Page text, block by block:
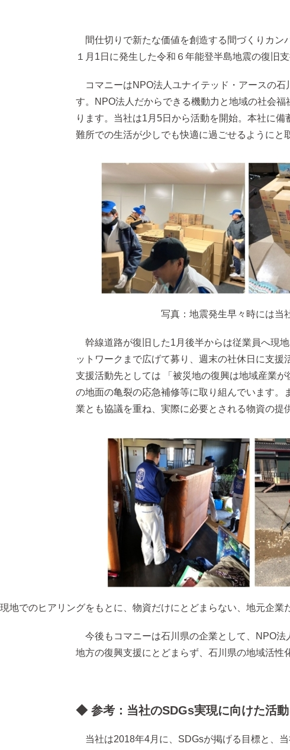
間仕切りで新たな価値を創造する間づくりカン
１月1日に発生した令和６年能登半島地震の復旧
コマニーはNPO法人ユナイテッド・アースの石
す。NPO法人だからできる機動力と地域の社会
ります。当社は1月5日から活動を開始。本社に
難所での生活が少しでも快適に過ごせるようにと
写真：地震発生早々時には当
幹線道路が復旧した1月後半からは従業員へ現
ットワークまで広げて募り、週末の社休日に支援
支援活動先としては 「被災地の復興は地域産業
の地面の亀裂の応急補修等に取り組んでいます
業とも協議を重ね、実際に必要とされる物資の提
現地でのヒアリングをもとに、物資だけにとどまらない、地元企業
今後もコマニーは石川県の企業として、NPO法
地方の復興支援にとどまらず、石川県の地域活性
◆ 参考：当社のSDGs実現に向けた活
当社は2018年4月に、SDGsが掲げる目標と、